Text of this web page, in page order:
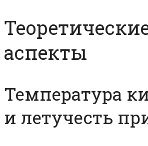
аспекты
Температура
и летучесть